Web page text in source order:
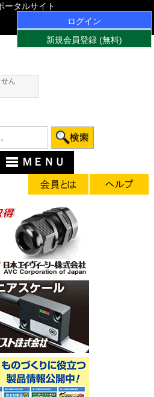
ータルサイト
ログイン
新規会員登録 (無料)
ん
ＭＥＮＵ